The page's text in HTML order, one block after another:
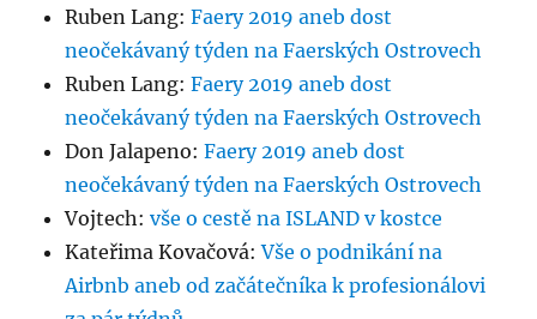
Ruben Lang:Faery 2019 aneb dost
neočekávaný týden na Faerských Ostrovech
Ruben Lang:Faery 2019 aneb dost
neočekávaný týden na Faerských Ostrovech
Don Jalapeno:Faery 2019 aneb dost
neočekávaný týden na Faerských Ostrovech
Vojtech:vše o cestě na ISLAND v kostce
Kateřima Kovačová:Vše o podnikání na
Airbnb aneb od začátečníka k profesionálovi